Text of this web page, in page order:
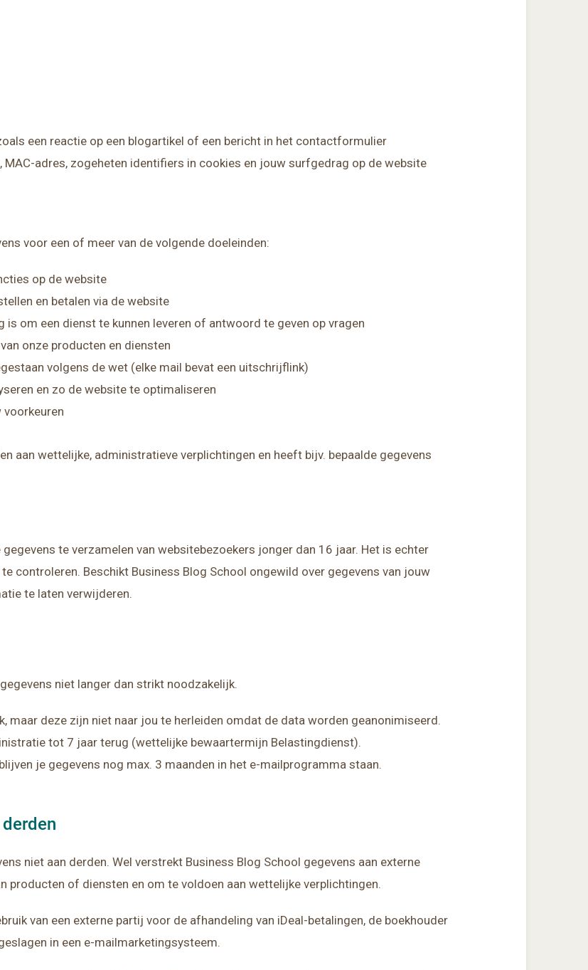
een reactie op een blogartikel of een bericht in het contactformulier
adres, zogeheten identifiers in cookies en jouw surfgedrag op de website
voor een of meer van de volgende doeleinden:
op de website
en betalen via de website
om een dienst te kunnen leveren of antwoord te geven op vragen
onze producten en diensten
volgens de wet (elke mail bevat een uitschrijflink)
en zo de website te optimaliseren
aan wettelijke, administratieve verplichtingen en heeft bijv. bepaalde gegevens
te verzamelen van websitebezoekers jonger dan 16 jaar. Het is echter
controleren. Beschikt Business Blog School ongewild over gegevens van jouw
te laten verwijderen.
niet langer dan strikt noodzakelijk.
maar deze zijn niet naar jou te herleiden omdat de data worden geanonimiseerd.
tot 7 jaar terug (wettelijke bewaartermijn Belastingdienst).
je gegevens nog max. 3 maanden in het e-mailprogramma staan.
niet aan derden. Wel verstrekt Business Blog School gegevens aan externe
producten of diensten en om te voldoen aan wettelijke verplichtingen.
van een externe partij voor de afhandeling van iDeal-betalingen, de boekhouder
in een e-mailmarketingsysteem.